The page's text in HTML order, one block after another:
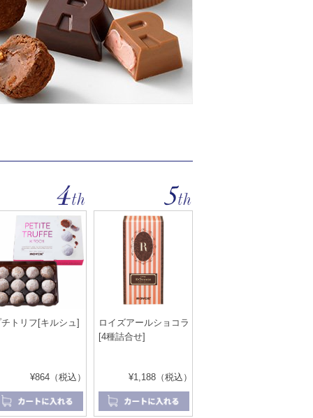
チトリフ[キルシュ]
¥864（税込）
ロイズアールショコラ
[4種詰合せ]
¥1,188（税込）